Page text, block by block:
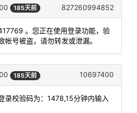
185天前 827260994852
。您正在使用登录功能，验
帐号被盗，请勿转发或泄漏。
185天前 10697400
录校验码为：1478,15分钟内输入